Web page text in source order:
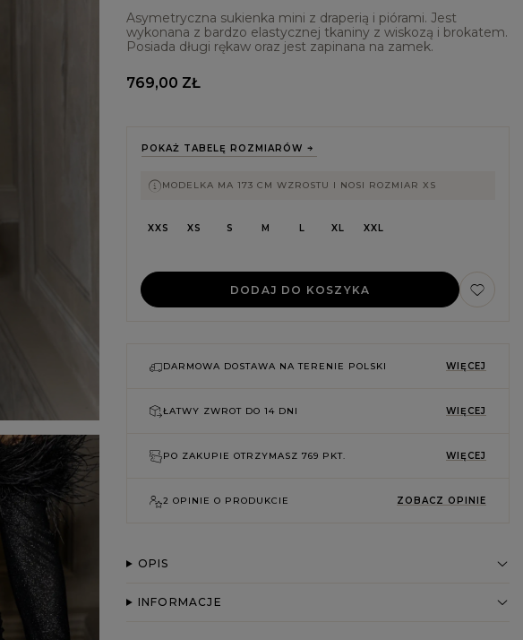
BEŻOWE
BIAŁE
NIEBIESKIE
ZIELONE
BRĄZOWE
RÓŻOWE
SZARE
ŻÓŁTE
PRINTY
Asymetryczna sukienka mini z draperią i piórami. Jest
wykonana z bardzo elastycznej tkaniny z wiskozą i brokatem.
Posiada długi rękaw oraz jest zapinana na zamek.
POKAŻ TABELĘ ROZMIARÓW
MODELKA MA 173 CM WZROSTU I NOSI ROZMIAR XS
XXS XS S M L XL XXL
DODAJ DO KOSZYKA
769,00 ZŁ
DARMOWA DOSTAWA NA TERENIE POLSKI WIĘCEJ
ŁATWY ZWROT DO 14 DNI WIĘCEJ
PO ZAKUPIE OTRZYMASZ 769 PKT. WIĘCEJ
2 OPINIE O PRODUKCIE ZOBACZ OPINIE
OPIS
INFORMACJE